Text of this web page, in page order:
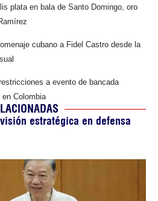
plata en bala de Santo Domingo, oro
cubano a Fidel Castro desde la
a evento de bancada
Colombia
estratégica en defensa